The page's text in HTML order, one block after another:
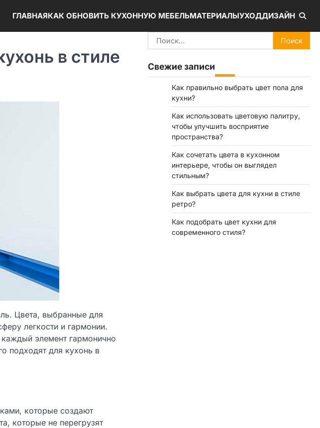
ГЛАВНАЯКАК ОБНОВИТЬ КУХОННУЮ МЕБЕЛЬМАТЕРИАЛЫУХОДДИЗАЙН
в стиле
Цвета, выбранные для
легкости и гармонии.
элемент гармонично
подходят для кухонь в
которые создают
которые не перегрузят
Найти:
Свежие записи
Как правильно выбрать цвет пола для
кухни?
Как использовать цветовую палитру,
чтобы улучшить восприятие
пространства?
Как сочетать цвета в кухонном
интерьере, чтобы он выглядел
стильным?
Как выбрать цвета для кухни в стиле
ретро?
Как подобрать цвет кухни для
современного стиля?